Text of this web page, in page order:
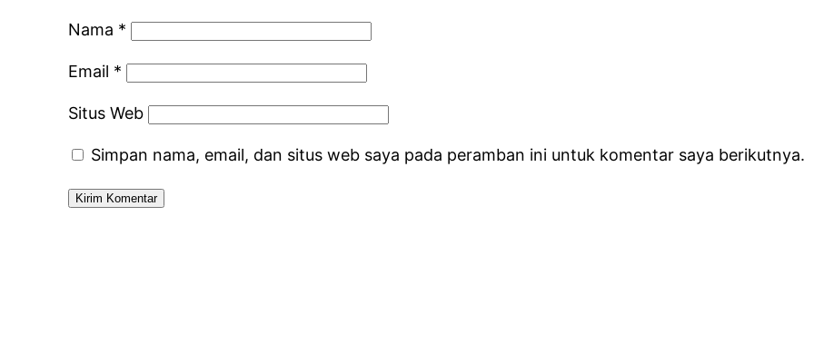
Nama *
Email *
Situs Web
Simpan nama, email, dan situs web saya pada peramban ini untuk komentar saya berikutnya.